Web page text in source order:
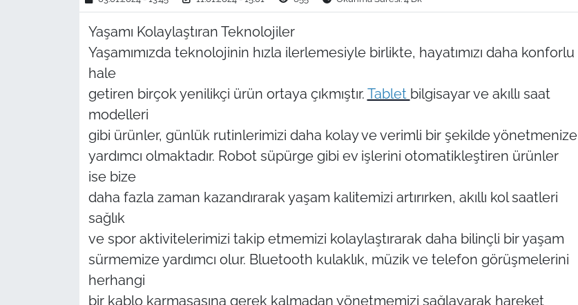
Yaşamı Kolaylaştıran Teknolojiler
Yaşamımızda teknolojinin hızla ilerlemesiyle birlikte, hayatımızı daha konforlu
hale
getiren birçok yenilikçi ürün ortaya çıkmıştır. Tablet bilgisayar ve akıllı saat
modelleri
gibi ürünler, günlük rutinlerimizi daha kolay ve verimli bir şekilde yönetmenize
yardımcı olmaktadır. Robot süpürge gibi ev işlerini otomatikleştiren ürünler
ise bize
daha fazla zaman kazandırarak yaşam kalitemizi artırırken, akıllı kol saatleri
sağlık
ve spor aktivitelerimizi takip etmemizi kolaylaştırarak daha bilinçli bir yaşam
sürmemize yardımcı olur. Bluetooth kulaklık, müzik ve telefon görüşmelerini
herhangi
bir kablo karmaşasına gerek kalmadan yönetmemizi sağlayarak hareket
ÇANAKKALE
TÜRKİYE
Flaş Haber